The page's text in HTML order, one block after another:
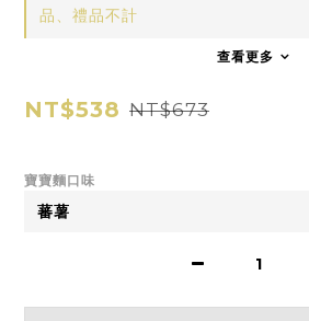
品、禮品不計
查看更多
NT$538 NT$673
寶寶麵口味